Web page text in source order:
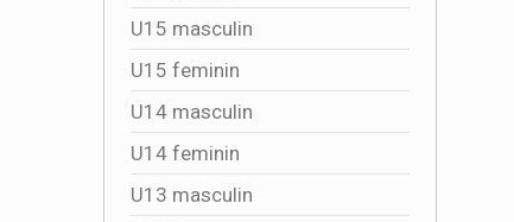
U15 masculin
U15 feminin
U14 masculin
U14 feminin
U13 masculin